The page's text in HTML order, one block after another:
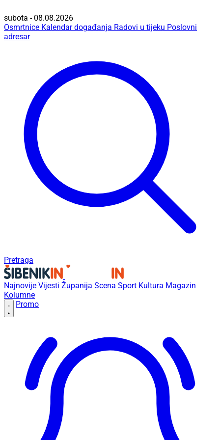
subota - 08.08.2026
Osmrtnice Kalendar događanja Radovi u tijeku Poslovni
adresar
Pretraga
Najnovije Vijesti Županija Scena Sport Kultura Magazin
Kolumne
Promo